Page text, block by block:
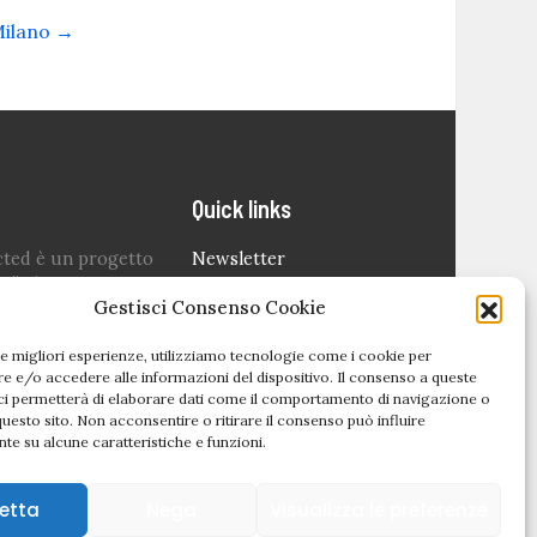
Gestisci Consenso Cookie
migliori esperienze, utilizziamo tecnologie come i cookie per
e/o accedere alle informazioni del dispositivo. Il consenso a queste
permetterà di elaborare dati come il comportamento di navigazione o
sito. Non acconsentire o ritirare il consenso può influire
su alcune caratteristiche e funzioni.
→
è un progetto
che nasce
per dare
dei i più colpiti in
difficile.
daSara
Quick links
Newsletter
Politica editoriale
Cookie Policy (UE)